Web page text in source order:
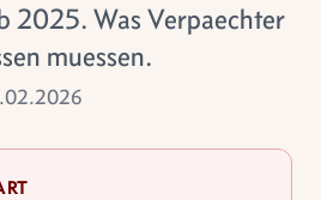
2025. Was Verpaechter
muessen.